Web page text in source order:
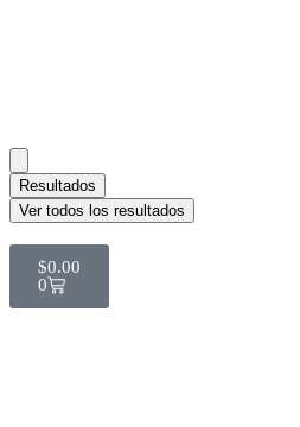
Resultados
Ver todos los resultados
$0.00
0